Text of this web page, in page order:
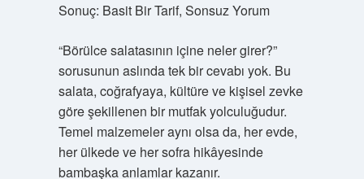
Sonuç: Basit Bir Tarif, Sonsuz Yorum
“Börülce salatasının içine neler girer?”
sorusunun aslında tek bir cevabı yok. Bu
salata, coğrafyaya, kültüre ve kişisel zevke
göre şekillenen bir mutfak yolculuğudur.
Temel malzemeler aynı olsa da, her evde,
her ülkede ve her sofra hikâyesinde
bambaşka anlamlar kazanır.